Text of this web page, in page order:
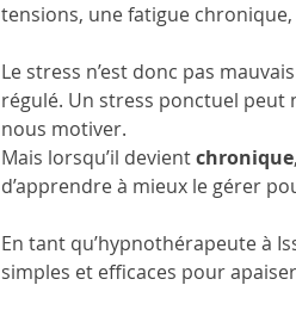
tensions, une fatigue
Le stress n’est donc pas
régulé. Un stress ponctuel peut
nous motiver.
Mais lorsqu’il devient chronique
d’apprendre à mieux le gérer
En tant qu’hypnothérapeute à
simples et efficaces pour